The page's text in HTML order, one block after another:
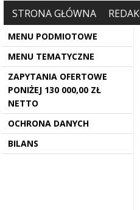
STRONA GŁÓWNA
MENU PODMIOTOWE
MENU TEMATYCZNE
ZAPYTANIA OFERTOWE
PONIŻEJ 130 000,00 ZŁ
NETTO
OCHRONA DANYCH
BILANS